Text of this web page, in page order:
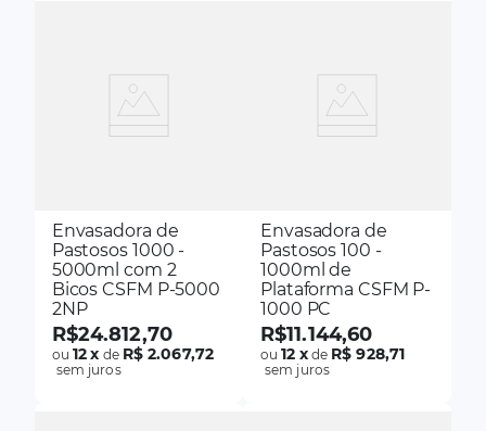
Envasadora de
Pastosos 1000 -
5000ml com 2
Bicos CSFM P-5000
2NP
R$24.812,70
ou12x de R$ 2.067,72
sem juros
Envasadora de
Pastosos 100 -
1000ml de
Plataforma CSFM P-
1000 PC
R$11.144,60
ou12 xde R$ 928,71
sem juros